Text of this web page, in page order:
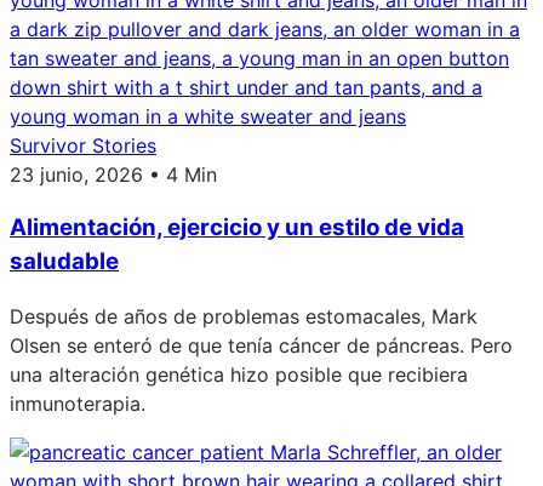
Survivor Stories
23 junio, 2026 • 4 Min
Alimentación, ejercicio y un estilo de vida
saludable
Después de años de problemas estomacales, Mark
Olsen se enteró de que tenía cáncer de páncreas. Pero
una alteración genética hizo posible que recibiera
inmunoterapia.